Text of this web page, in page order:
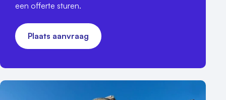
een offerte sturen.
Plaats aanvraag